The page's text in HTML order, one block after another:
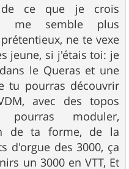
ce que je crois
me semble plus
ne te vexe
jeune, si j'étais toi: je
le Queras et une
tu pourras découvrir
avec des topos
moduler,
de ta forme, de la
d'orgue des 3000, ça
un 3000 en VTT, Et